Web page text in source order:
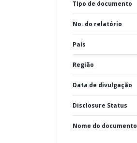
TIpo de documento
No. do relatório
País
Região
Data de divulgação
Disclosure Status
Nome do documento